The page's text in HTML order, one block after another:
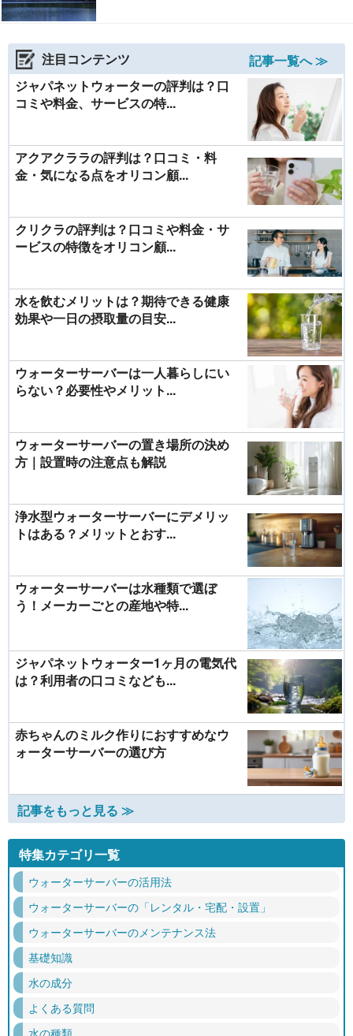
注目コンテンツ
記事一覧へ ≫
ジャパネットウォーターの評判は？口
コミや料金、サービスの特...
アクアクララの評判は？口コミ・料
金・気になる点をオリコン顧...
クリクラの評判は？口コミや料金・サ
ービスの特徴をオリコン顧...
水を飲むメリットは？期待できる健康
効果や一日の摂取量の目安...
ウォーターサーバーは一人暮らしにい
らない？必要性やメリット...
ウォーターサーバーの置き場所の決め
方｜設置時の注意点も解説
浄水型ウォーターサーバーにデメリッ
トはある？メリットとおす...
ウォーターサーバーは水種類で選ぼ
う！メーカーごとの産地や特...
ジャパネットウォーター1ヶ月の電気代
は？利用者の口コミなども...
赤ちゃんのミルク作りにおすすめなウ
ォーターサーバーの選び方
記事をもっと見る ≫
特集カテゴリ一覧
ウォーターサーバーの活用法
ウォーターサーバーの「レンタル・宅配・設置」
ウォーターサーバーのメンテナンス法
基礎知識
水の成分
よくある質問